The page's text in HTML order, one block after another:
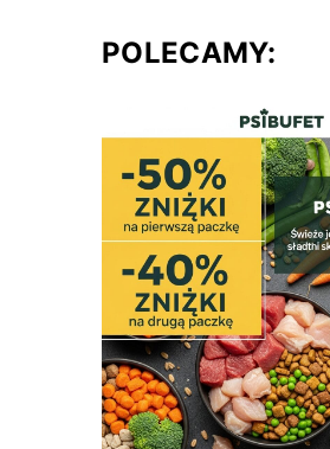
POLECAMY: